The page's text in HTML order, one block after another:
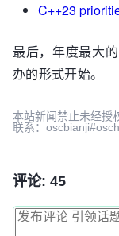
C++23
最后，年度最大
办的形式开始。
本站新闻禁止未经授
联系：
评论: 45